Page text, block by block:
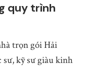
quy trình
trọn gói Hải
kỹ sư giàu kinh